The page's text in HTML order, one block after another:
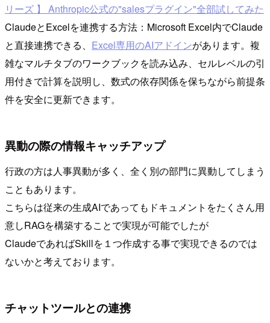
リーズ 】 Anthropic公式の"salesプラグイン"全部試してみた
ClaudeとExcelを連携する方法：Microsoft Excel内でClaude
と直接連携できる、 Excel専用のAIアドインがあります。複
雑なマルチタブのワークブックを読み込み、セルレベルの引
用付きで計算を説明し、数式の依存関係を保ちながら前提条
件を安全に更新できます。
異動の際の情報キャッチアップ
行政の方は人事異動が多く、全く別の部門に異動してしまう
こともあります。
こちらは従来の生成AIであってもドキュメントをたくさん用
意しRAGを構築することで実現が可能でしたが
ClaudeであればSkillを１つ作成する事で実現できるのでは
ないかと考えております。
チャットツールとの連携